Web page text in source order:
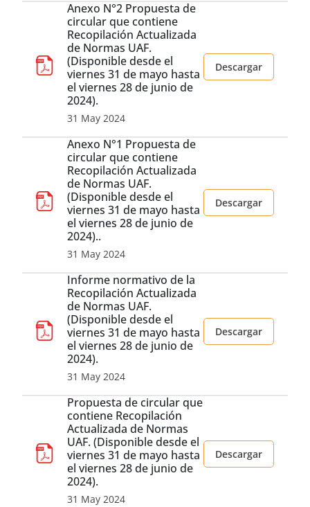
Anexo N°2 Propuesta de
circular que contiene
Recopilación Actualizada
de Normas UAF.
(Disponible desde el
viernes 31 de mayo hasta
el viernes 28 de junio de
2024).
31 May 2024
Descargar
Anexo N°1 Propuesta de
circular que contiene
Recopilación Actualizada
de Normas UAF.
(Disponible desde el
viernes 31 de mayo hasta
el viernes 28 de junio de
2024)..
31 May 2024
Descargar
Informe normativo de la
Recopilación Actualizada
de Normas UAF.
(Disponible desde el
viernes 31 de mayo hasta
el viernes 28 de junio de
2024).
31 May 2024
Descargar
Propuesta de circular que
contiene Recopilación
Actualizada de Normas
UAF. (Disponible desde el
viernes 31 de mayo hasta
el viernes 28 de junio de
2024).
31 May 2024
Descargar